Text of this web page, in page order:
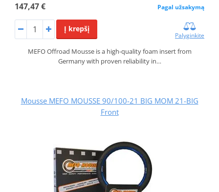
147,47 € Pagal užsakymą
Į krepšį
Palyginkite
MEFO Offroad Mousse is a high-quality foam insert from
Germany with proven reliability in…
Mousse MEFO MOUSSE 90/100-21 BIG MOM 21-BIG
Front